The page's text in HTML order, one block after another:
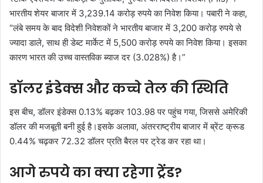
भारतीय शेयर बाजार में 3,239.14 करोड़ रुपये का निवेश किया। पबारी ने कहा,
“लंबे समय के बाद विदेशी निवेशकों ने भारतीय बाजार में 3,200 करोड़ रुपये से
ज्यादा डाले, साथ ही डेब्ट मार्केट में 5,500 करोड़ रुपये का निवेश किया। इसका
कारण भारत की उच्च वास्तविक ब्याज दर (3.028%) है।”
डॉलर इंडेक्स और कच्चे तेल की स्थिति
इस बीच, डॉलर इंडेक्स 0.13% बढ़कर 103.98 पर पहुंच गया, जिससे अमेरिकी
डॉलर की मजबूती बनी हुई है।इसके अलावा, अंतरराष्ट्रीय बाजार में ब्रेंट क्रूड
0.44% चढ़कर 72.32 डॉलर प्रति बैरल पर ट्रेड कर रहा था।
आगे रुपये का क्या रहेगा ट्रेंड?